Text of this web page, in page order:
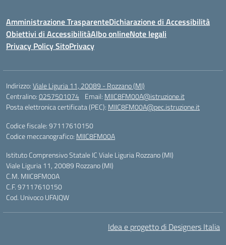
Amministrazione TrasparenteDichiarazione di Accessibilità
Obiettivi di AccessibilitàAlbo onlineNote legali
Privacy Policy SitoPrivacy
Indirizzo:Viale Liguria 11, 20089 - Rozzano (MI)
Centralino:0257501074 Email: MIIC8FM00A@istruzione.it
Posta elettronica certificata (PEC): MIIC8FM00A@pec.istruzione.it
Codice fiscale: 97117610150
Codice meccanografico: MIIC8FM00A
Istituto Comprensivo Statale IC Viale Liguria Rozzano (MI)
Viale Liguria 11, 20089 Rozzano (MI)
C.M. MIIC8FM00A
C.F. 97117610150
Cod. Univoco UFAJQW
Idea e progetto di Designers Italia